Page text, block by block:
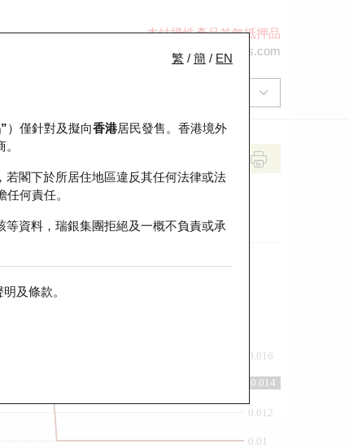
本結構性產品並無抵押品
ol-hkwarrants@ubs.com
繁 / 簡 / EN
）僅針對及擬向香港居民發售。香港境外
閣下於所居住地區違反其任何法律或法
何責任。
資料，瑞銀集團拒絕及一概不負責或承
明及條款。
0.01
0.012
0.014
0.016
0.014